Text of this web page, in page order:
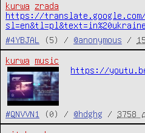
kurwa
zrada
https://
#4YBJAL
(5) / @anonymous /
kurwa
music
https://
#QNVVN1 (0) / @hdghg / 3758